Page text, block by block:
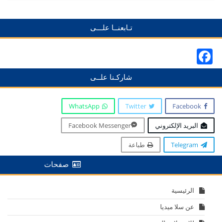
تـابعنــا علـــى
شاركـنا علــى
Facebook
Twitter
WhatsApp
البريد الإلكتروني Facebook Messenger
Telegram طباعة
صفحات
الرئيسية
عن سلا ميديا